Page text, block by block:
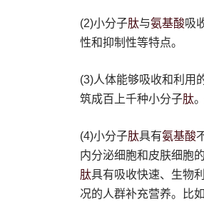
(2)小分子肽与氨基酸吸
性和抑制性等特点。
(3)人体能够吸收和利用
筑成百上千种小分子肽
(4)小分子肽具有氨基酸
内分泌细胞和皮肤细胞
肽具有吸收快速、生物
况的人群补充营养。比